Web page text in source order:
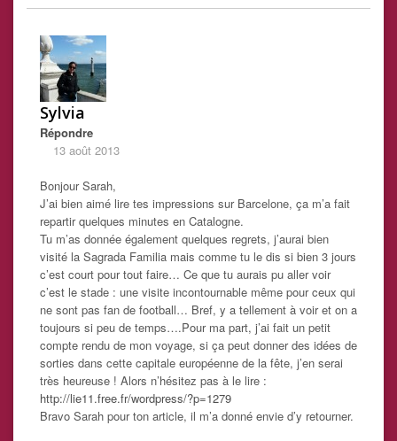
Sylvia
Répondre
13 août 2013
Bonjour Sarah,
J’ai bien aimé lire tes impressions sur Barcelone, ça m’a fait
repartir quelques minutes en Catalogne.
Tu m’as donnée également quelques regrets, j’aurai bien
visité la Sagrada Familia mais comme tu le dis si bien 3 jours
c’est court pour tout faire… Ce que tu aurais pu aller voir
c’est le stade : une visite incontournable même pour ceux qui
ne sont pas fan de football… Bref, y a tellement à voir et on a
toujours si peu de temps….Pour ma part, j’ai fait un petit
compte rendu de mon voyage, si ça peut donner des idées de
sorties dans cette capitale européenne de la fête, j’en serai
très heureuse ! Alors n’hésitez pas à le lire :
http://lie11.free.fr/wordpress/?p=1279
Bravo Sarah pour ton article, il m’a donné envie d’y retourner.